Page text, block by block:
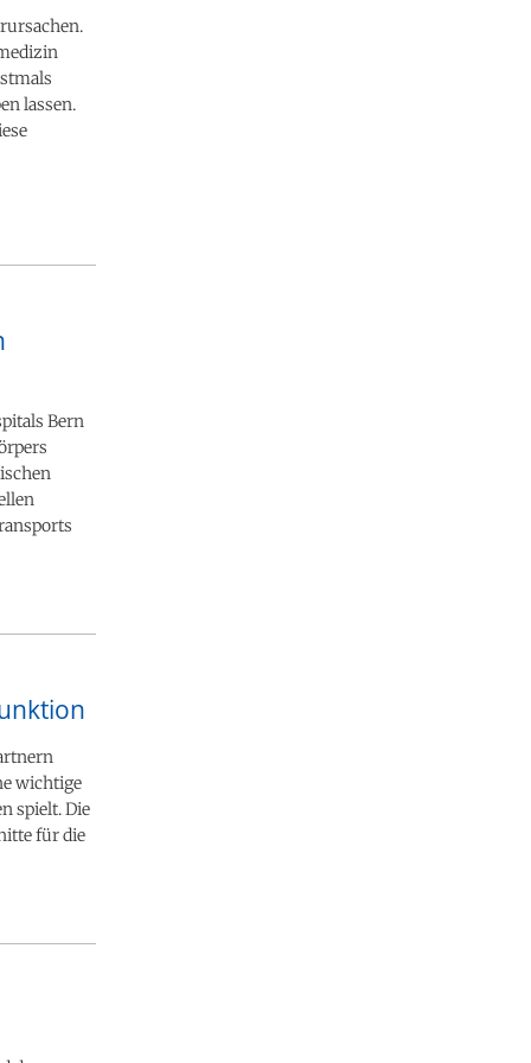
lassen.
Bern
wichtige
spielt. Die
für die